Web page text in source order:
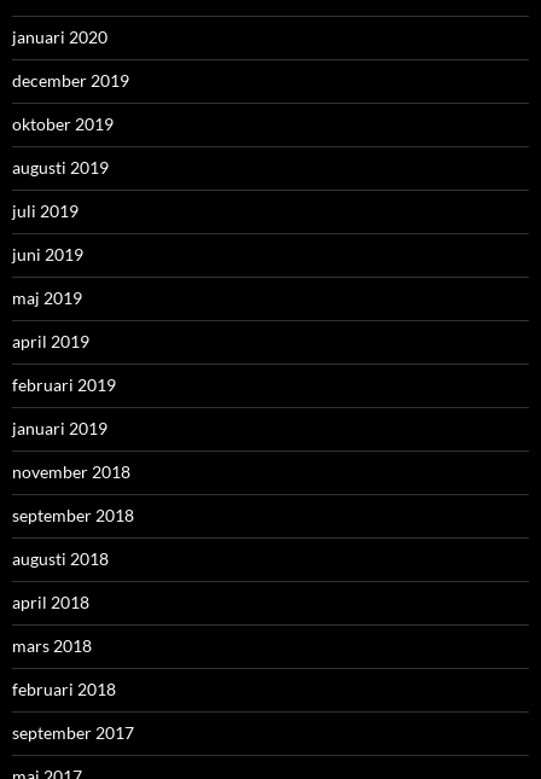
januari 2020
december 2019
oktober 2019
augusti 2019
juli 2019
juni 2019
maj 2019
april 2019
februari 2019
januari 2019
november 2018
september 2018
augusti 2018
april 2018
mars 2018
februari 2018
september 2017